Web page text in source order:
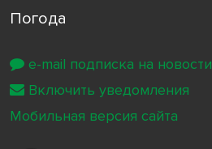
Погода
e-mail подписка на новости
Включить уведомления
Мобильная версия сайта